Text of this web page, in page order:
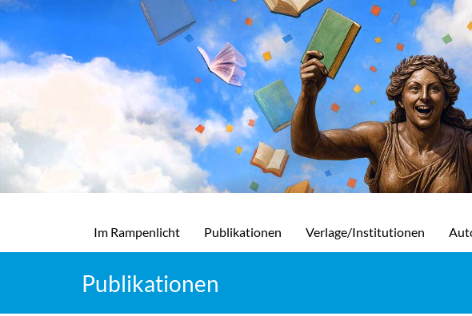
Im Rampenlicht Publikationen Verlage/Institutionen
Publikationen